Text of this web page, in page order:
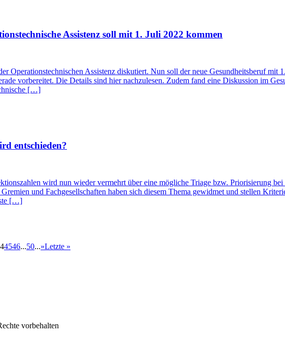
Assistenz soll mit 1. Juli 2022 kommen
Operationstechnischen Assistenz diskutiert. Nun soll der neue Gesundheitsberuf mit
vorbereitet. Die Details sind hier nachzulesen. Zudem fand eine Diskussion im
[…]
entschieden?
wird nun wieder vermehrt über eine mögliche Triage bzw. Priorisierung
und Fachgesellschaften haben sich diesem Thema gewidmet und stellen
[…]
4546...50...»Letzte »
vorbehalten